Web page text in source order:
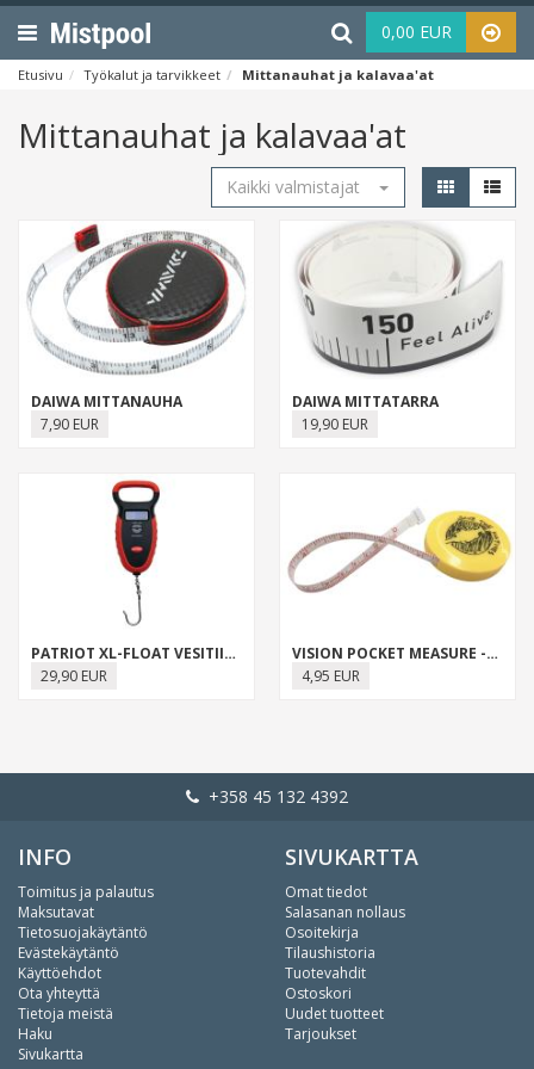
Menu Haku 0,00 EUR
Etusivu Työkalut ja tarvikkeet Mittanauhat ja kalavaa'at
Mittanauhat ja kalavaa'at
Kaikki valmistajat
DAIWA MITTANAUHA
7,90 EUR
DAIWA MITTATARRA
19,90 EUR
PATRIOT XL-FLOAT VESITIIVIS JA KELLUVA DIGITAALIVAAKA
29,90 EUR
VISION POCKET MEASURE -MITTANAUHA
4,95 EUR
+358 45 132 4392
INFO
Toimitus ja palautus
Maksutavat
Tietosuojakäytäntö
Evästekäytäntö
Käyttöehdot
Ota yhteyttä
Tietoja meistä
Haku
Sivukartta
SIVUKARTTA
Omat tiedot
Salasanan nollaus
Osoitekirja
Tilaushistoria
Tuotevahdit
Ostoskori
Uudet tuotteet
Tarjoukset